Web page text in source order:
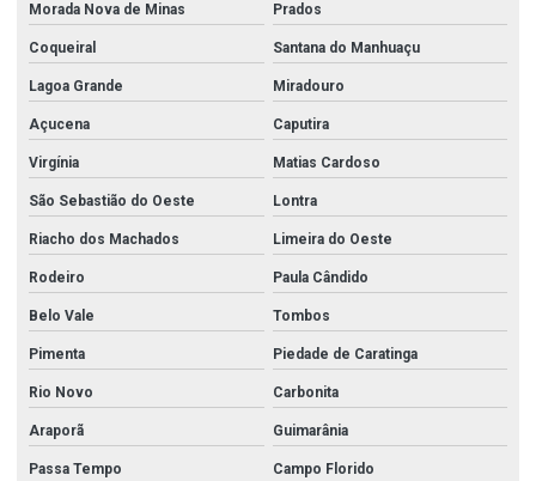
Morada Nova de Minas Prados
Coqueiral Santana do Manhuaçu
Lagoa Grande Miradouro
Açucena Caputira
Virgínia Matias Cardoso
São Sebastião do Oeste Lontra
Riacho dos Machados Limeira do Oeste
Rodeiro Paula Cândido
Belo Vale Tombos
Pimenta Piedade de Caratinga
Rio Novo Carbonita
Araporã Guimarânia
Passa Tempo Campo Florido